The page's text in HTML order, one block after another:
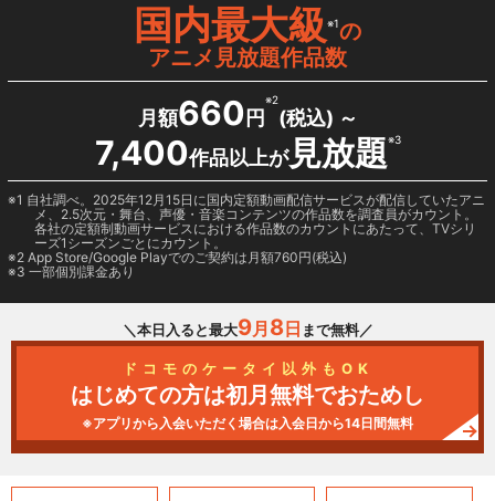
国内最大級※1の
アニメ見放題作品数
月額660 円
※2
(税込) ～
7,400作品以上が見放題※3
1 自社調べ。2025年12月15日に国内定額動画配信サービスが配信していたアニ
メ、2.5次元・舞台、声優・音楽コンテンツの作品数を調査員がカウント。
各社の定額制動画サービスにおける作品数のカウントにあたって、TVシリ
ーズ1シーズンごとにカウント。
2 App Store/Google Playでのご契約は月額760円(税込)
3 一部個別課金あり
＼本日入ると最大9月 8日 まで無料／
ドコモのケータイ以外もOK
はじめての方は初月無料でおためし
※アプリから入会いただく場合は入会日から14日間無料